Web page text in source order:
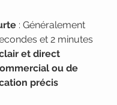
: Généralement
et 2 minutes
et direct
ou de
précis